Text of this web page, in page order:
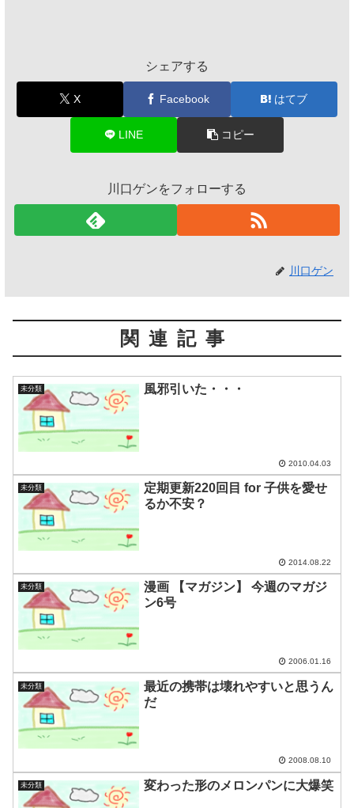
シェアする
X Facebook はてブ
LINE コピー
川口ゲンをフォローする
川口ゲン
関連記事
未分類 風邪引いた・・・
2010.04.03
未分類
定期更新220回目 for 子供を愛せ
るか不安？
2014.08.22
未分類
漫画 【マガジン】 今週のマガジ
ン6号
2006.01.16
未分類
最近の携帯は壊れやすいと思うん
だ
2008.08.10
未分類 変わった形のメロンパンに大爆笑